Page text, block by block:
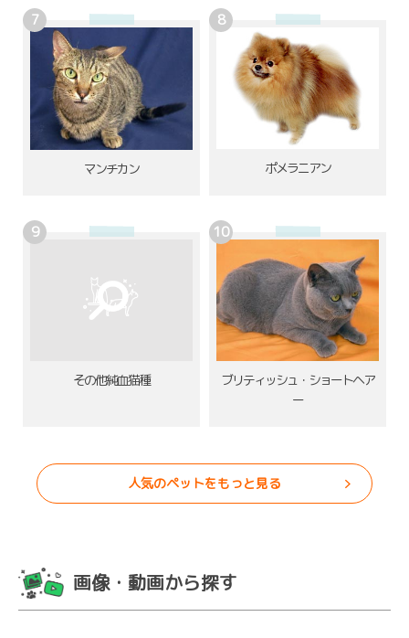
マンチカン ポメラニアン
その他純血猫種
ブリティッシュ・ショートヘア
ー
人気のペットをもっと見る
画像・動画から探す